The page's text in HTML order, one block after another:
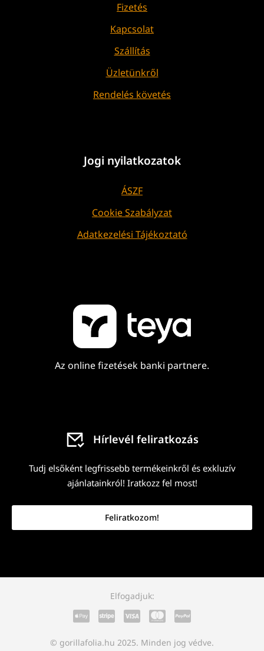
Fizetés
Kapcsolat
Szállítás
Üzletünkről
Rendelés követés
Jogi nyilatkozatok
ÁSZF
Cookie Szabályzat
Adatkezelési Tájékoztató
Az online fizetések banki partnere.
Hírlevél feliratkozás
Tudj elsőként legfrissebb termékeinkről és exkluzív
ajánlatainkról! Iratkozz fel most!
Feliratkozom!
© gorillafolia.hu 2025. Minden jog védve.
Elfogadjuk: